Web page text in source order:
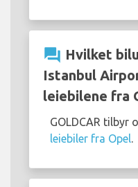
question_answer Hvilket
Istanbul
leiebilene fra
GOLDCAR tilbyr
leiebiler fra Opel